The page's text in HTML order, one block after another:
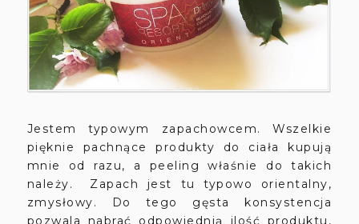
Jestem typowym zapachowcem. Wszelkie
pięknie pachnące produkty do ciała kupują
mnie od razu, a peeling właśnie do takich
należy. Zapach jest tu typowo orientalny,
zmysłowy. Do tego gęsta konsystencja
pozwala nabrać odpowiednią ilość produktu,